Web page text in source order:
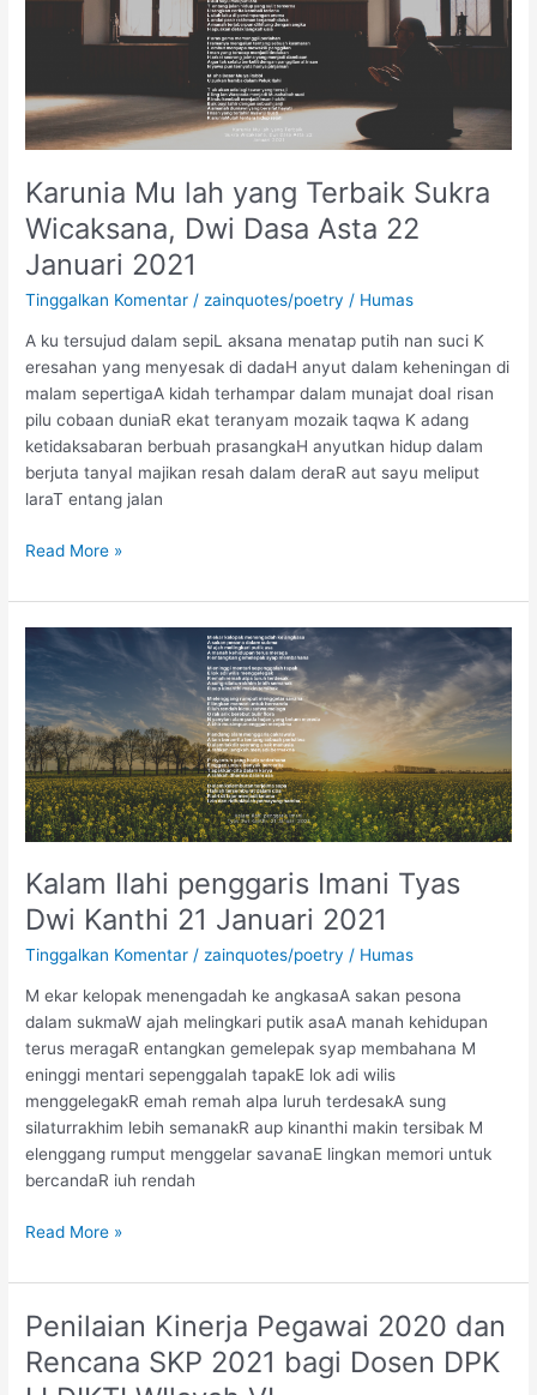
Karunia Mu lah yang Terbaik Sukra
Wicaksana, Dwi Dasa Asta 22
Januari 2021
Tinggalkan Komentar / zainquotes/poetry / Humas
A ku tersujud dalam sepiL aksana menatap putih nan suci K
eresahan yang menyesak di dadaH anyut dalam keheningan di
malam sepertigaA kidah terhampar dalam munajat doaI risan
pilu cobaan duniaR ekat teranyam mozaik taqwa K adang
ketidaksabaran berbuah prasangkaH anyutkan hidup dalam
berjuta tanyaI majikan resah dalam deraR aut sayu meliput
laraT entang jalan
Wicaksana,
Dwi
Asta
Januari
2021
Read More »
Kalam Ilahi penggaris Imani Tyas
Dwi Kanthi 21 Januari 2021
Tinggalkan Komentar / zainquotes/poetry / Humas
M ekar kelopak menengadah ke angkasaA sakan pesona
dalam sukmaW ajah melingkari putik asaA manah kehidupan
terus meragaR entangkan gemelepak syap membahana M
eninggi mentari sepenggalah tapakE lok adi wilis
menggelegakR emah remah alpa luruh terdesakA sung
silaturrakhim lebih semanakR aup kinanthi makin tersibak M
elenggang rumput menggelar savanaE lingkan memori untuk
bercandaR iuh rendah
Kalam
penggaris
Imani
Tyas
Dwi
Kanthi
21
2021
Read More »
Penilaian Kinerja Pegawai 2020 dan
Rencana SKP 2021 bagi Dosen DPK
Penilaian
Kinerja
Pegawai